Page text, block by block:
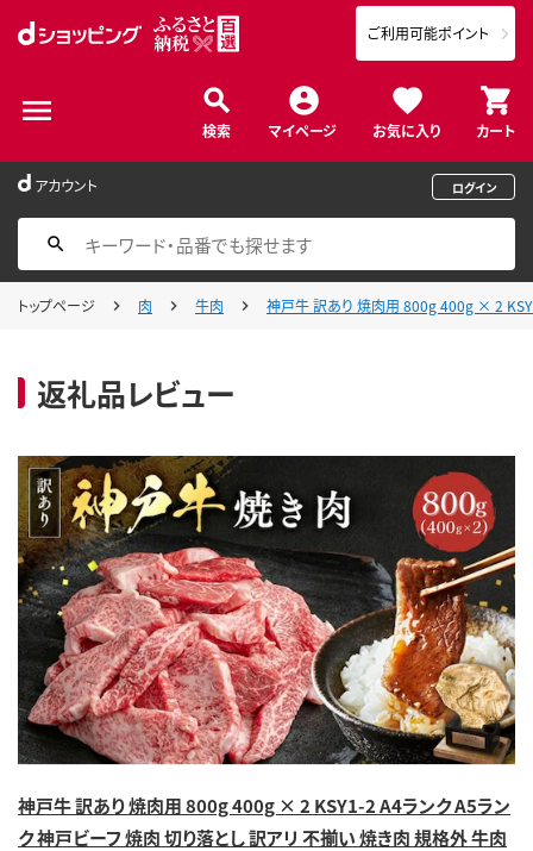
検索 マイページ お気に入り カート
ご利用可能ポイント
アカウント ログイン
トップページ 肉 牛肉 神戸牛 訳あり 焼肉用 800g 400g × 2
返礼品レビュー
神戸牛 訳あり 焼肉用 800g 400g × 2 KSY1-2 A4ランク A5ラン
ク 神戸ビーフ 焼肉 切り落とし 訳アリ 不揃い 焼き肉 規格外 牛肉